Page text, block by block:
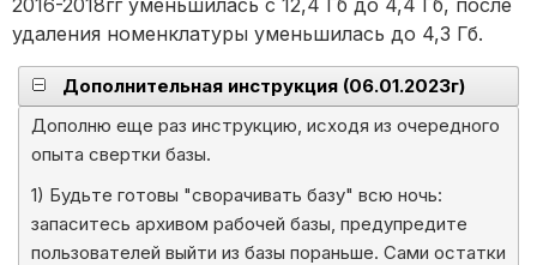
удаления номенклатуры уменьшилась до 4,3 Гб.
Дополнительная инструкция (06.01.2023г)
Дополню еще раз инструкцию, исходя из очередного
опыта свертки базы.
1) Будьте готовы "сворачивать базу" всю ночь:
запаситесь архивом рабочей базы, предупредите
пользователей выйти из базы пораньше. Сами остатки